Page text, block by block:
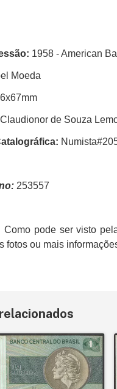
1958 - American
Moeda
Claudionor de Souza
253557
Como pode ser visto
fotos ou mais